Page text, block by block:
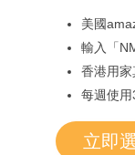
美國
輸入「
香港用
每週使
立即